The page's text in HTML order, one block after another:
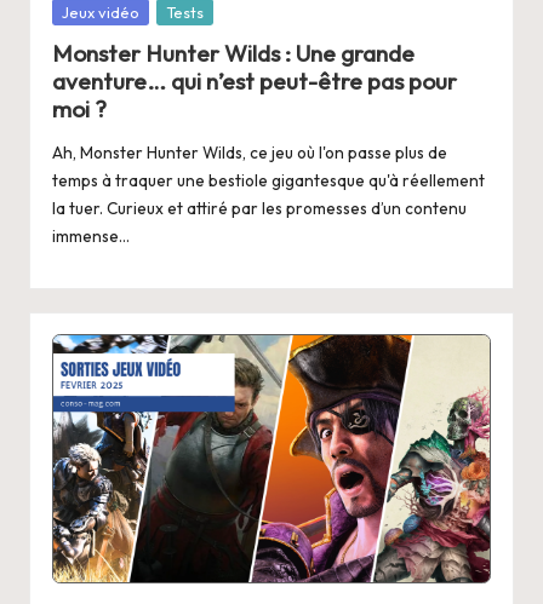
Posted
Jeux vidéo Tests
Monster Hunter Wilds : Une grande
aventure… qui n’est peut-être pas pour
moi ?
Ah, Monster Hunter Wilds, ce jeu où l'on passe plus de
temps à traquer une bestiole gigantesque qu'à réellement
la tuer. Curieux et attiré par les promesses d’un contenu
immense…